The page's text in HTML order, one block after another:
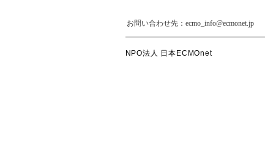
NPO法人 日本ECMOnet